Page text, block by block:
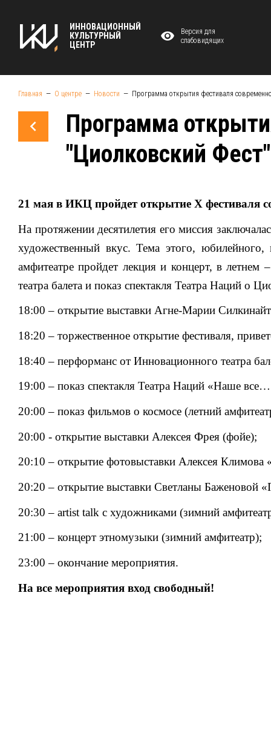
ИННОВАЦИОННЫЙ
КУЛЬТУРНЫЙ
ЦЕНТР
Версия для
слабовидящих
Главная О центре Новости Программа открытия фестиваля
Программа
"Циолковский Фест"
21 мая в ИКЦ пройдет открытие Х фестиваля
На протяжении десятилетия его миссия
художественный вкус. Тема этого,
амфитеатре пройдет лекция и концерт, в летнем
театра балета и показ спектакля Театра Наций о
18:00 – открытие выставки Агне-Марии
18:20 – торжественное открытие фестиваля,
18:40 – перформанс от Инновационного театра
19:00 – показ спектакля Театра Наций «Наше
20:00 – показ фильмов о космосе (летний
20:00 - открытие выставки Алексея Фрея (фойе);
20:10 – открытие фотовыставки Алексея
20:20 – открытие выставки Светланы Баженовой
20:30 – artist talk c художниками (зимний
21:00 – концерт этномузыки (зимний амфитеатр);
23:00 – окончание мероприятия.
На все мероприятия вход свободный!